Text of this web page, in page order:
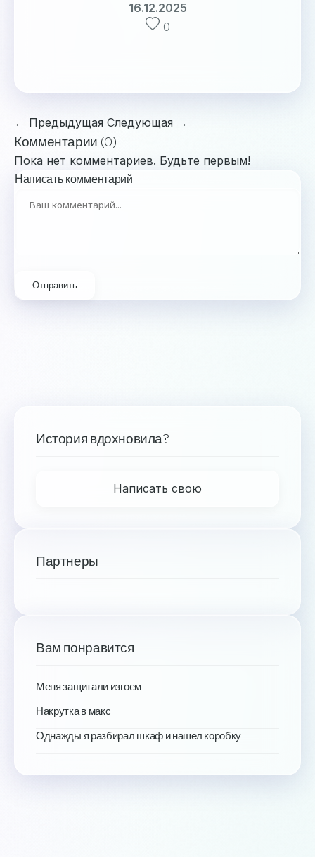
16.12.2025
0
← Предыдущая Следующая →
Комментарии (0)
Пока нет комментариев. Будьте первым!
Написать комментарий
Отправить
История вдохновила?
Написать свою
Партнеры
Вам понравится
Меня защитали изгоем
Накрутка в макс
Однажды я разбирал шкаф и нашел коробку